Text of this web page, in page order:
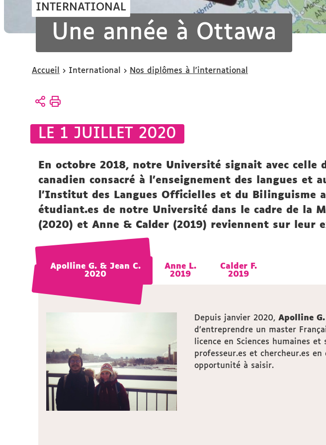
INTERNATIONAL
Une année à Ottawa
Vous
ici :
Accueil International Nos diplômes à l'international
LE 1 JUILLET 2020
En octobre 2018, notre Université signait avec
canadien consacré à l'enseignement des langues et
l’Institut des Langues Officielles et du Bilinguisme
étudiant.es de notre Université dans le cadre de la
(2020) et Anne & Calder (2019) reviennent sur leur
Apolline G. & Jean C.
2020
Apolline G. & Jean C.
2020
Anne L.
2019
Anne L.
2019
Calder F.
2019
Calder F.
2019
Depuis janvier 2020,Apolline G.
d’entreprendre un master
licence en Sciences humaines
professeur.es et chercheur.es
opportunité à saisir.